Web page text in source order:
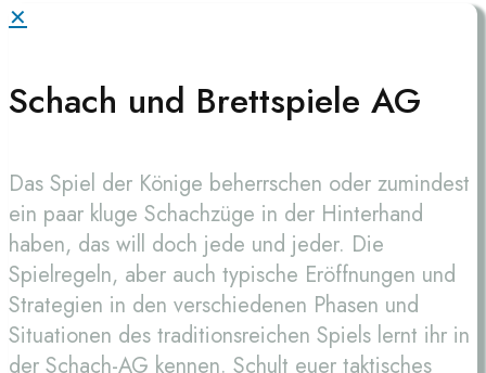
✕
Schach und Brettspiele AG
Das Spiel der Könige beherrschen oder zumindest
ein paar kluge Schachzüge in der Hinterhand
haben, das will doch jede und jeder. Die
Spielregeln, aber auch typische Eröffnungen und
Strategien in den verschiedenen Phasen und
Situationen des traditionsreichen Spiels lernt ihr in
der Schach-AG kennen. Schult euer taktisches